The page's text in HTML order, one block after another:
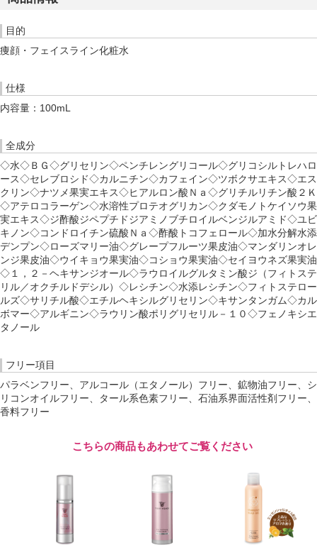
目的
痩顔・フェイスライン化粧水
仕様
内容量：100mL
全成分
◇水◇ＢＧ◇グリセリン◇ペンチレングリコール◇グリコシルトレハロ
ース◇セレブロシド◇カルニチン◇カフェイン◇ツボクサエキス◇エス
クリン◇ナツメ果実エキス◇ヒアルロン酸Ｎａ◇グリチルリチン酸２Ｋ
◇アテロコラーゲン◇水溶性プロテオグリカン◇クダモノトケイソウ果
実エキス◇ジ酢酸ジペプチドジアミノブチロイルベンジルアミド◇ユビ
キノン◇コンドロイチン硫酸Ｎａ◇酢酸トコフェロール◇加水分解水添
デンプン◇ローズマリー油◇グレープフルーツ果皮油◇マンダリンオレ
ンジ果皮油◇ウイキョウ果実油◇コショウ果実油◇セイヨウネズ果実油
◇１，２－ヘキサンジオール◇ラウロイルグルタミン酸ジ（フィトステ
リル／オクチルドデシル）◇レシチン◇水添レシチン◇フィトステロー
ルズ◇サリチル酸◇エチルヘキシルグリセリン◇キサンタンガム◇カル
ボマー◇アルギニン◇ラウリン酸ポリグリセリル－１０◇フェノキシエ
タノール
フリー項目
パラベンフリー、アルコール（エタノール）フリー、鉱物油フリー、シ
リコンオイルフリー、タール系色素フリー、石油系界面活性剤フリー、
香料フリー
こちらの商品もあわせてご覧ください